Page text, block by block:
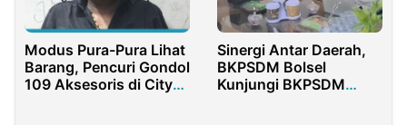
Modus Pura-Pura Lihat
Barang, Pencuri Gondol
109 Aksesoris di City
Sinergi Antar Daerah,
BKPSDM Bolsel
Kunjungi BKPSDM